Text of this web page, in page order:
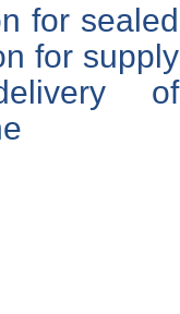
for sealed
for supply
of